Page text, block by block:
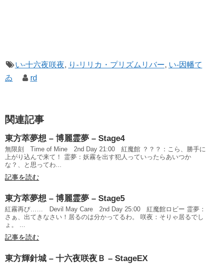
い-十六夜咲夜, り-リリカ・プリズムリバー, い-因幡て
ゐ
rd
関連記事
東方萃夢想 – 博麗霊夢 – Stage4
無限刻 Time of Mine 2nd Day 21:00 紅魔館 ？？？：こら、勝手に
上がり込んで来て！ 霊夢：妖霧を出す犯人っていったらあいつか
な？、と思ってわ...
記事を読む
東方萃夢想 – 博麗霊夢 – Stage5
紅霧再び…… Devil May Care 2nd Day 25:00 紅魔館ロビー 霊夢：
さぁ、出てきなさい！居るのは分かってるわ。 咲夜：そりゃ居るでし
ょ。 ...
記事を読む
東方輝針城 – 十六夜咲夜Ｂ – StageEX